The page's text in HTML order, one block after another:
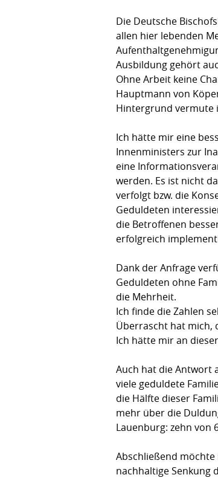
Die Deutsche
allen hier lebenden
Ausbildung gehört
Ohne Arbeit keine
Hauptmann von
Hintergrund vermute
Ich hätte mir eine
Innenministers zur
eine
werden. Es ist nicht
verfolgt bzw. die
Geduldeten
die Betroffenen
erfolgreich
Dank der Anfrage
Geduldeten ohne
die Mehrheit.
Ich finde die Zahlen
Überrascht hat mich,
Ich hätte mir an
Auch hat die Antwort
viele geduldete
die Hälfte dieser
mehr über die
Lauenburg: zehn von
Abschließend
nachhaltige Senkung